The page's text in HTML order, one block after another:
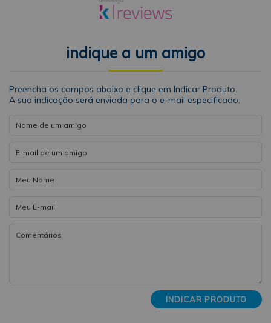
indique a um amigo
Preencha os campos abaixo e clique em Indicar Produto.
A sua indicação será enviada para o e-mail especificado.
INDICAR PRODUTO